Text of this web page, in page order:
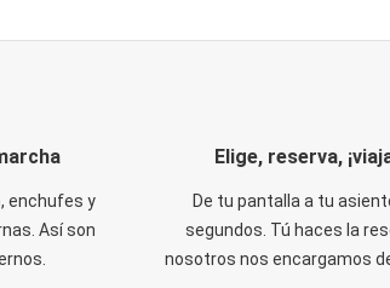
enchufes y
Así son
Elige, reserva,
De tu pantalla a tu
segundos. Tú haces la
nosotros nos encargamos